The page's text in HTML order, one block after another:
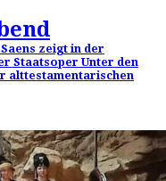
zeigt in der
Staatsoper Unter den
alttestamentarischen